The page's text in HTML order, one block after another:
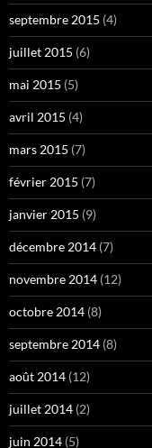
septembre 2015 (4)
juillet 2015 (6)
mai 2015 (5)
avril 2015 (4)
mars 2015 (7)
février 2015 (7)
janvier 2015 (9)
décembre 2014 (7)
novembre 2014 (12)
octobre 2014 (8)
septembre 2014 (8)
août 2014 (12)
juillet 2014 (2)
juin 2014 (5)